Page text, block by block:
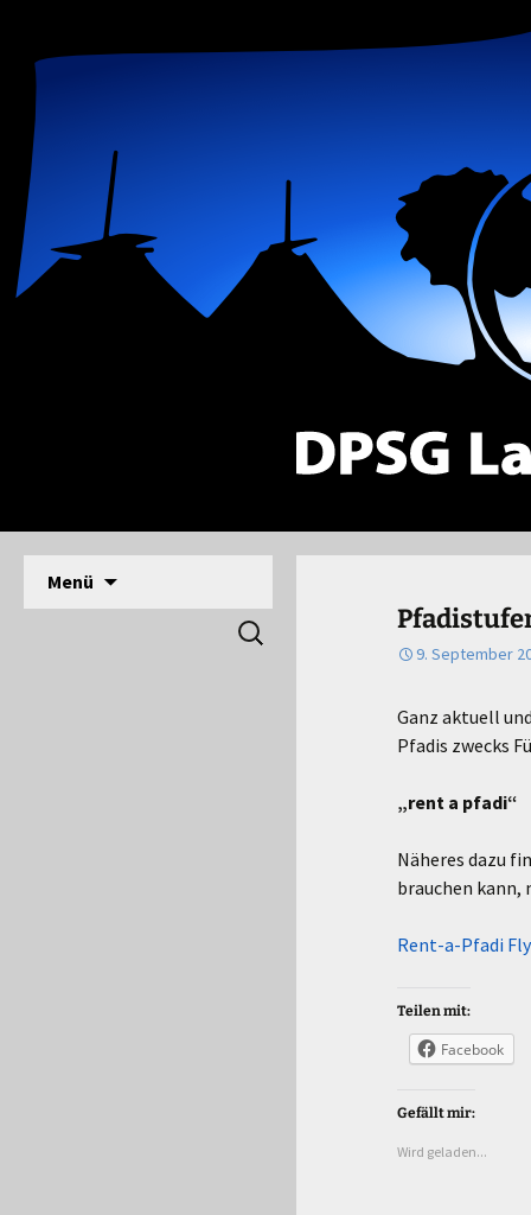
Pfadfinder Langerwehe
DPSG Stamm Langerwehe, Deutsche
Menü
Suchen
nach:
9. September
Ganz aktuell
Pfadis zwecks
„rent a pfadi“
Näheres dazu
brauchen kann,
Rent-a-Pfadi
Teilen mit:
Facebook
Gefällt mir:
Wird geladen...